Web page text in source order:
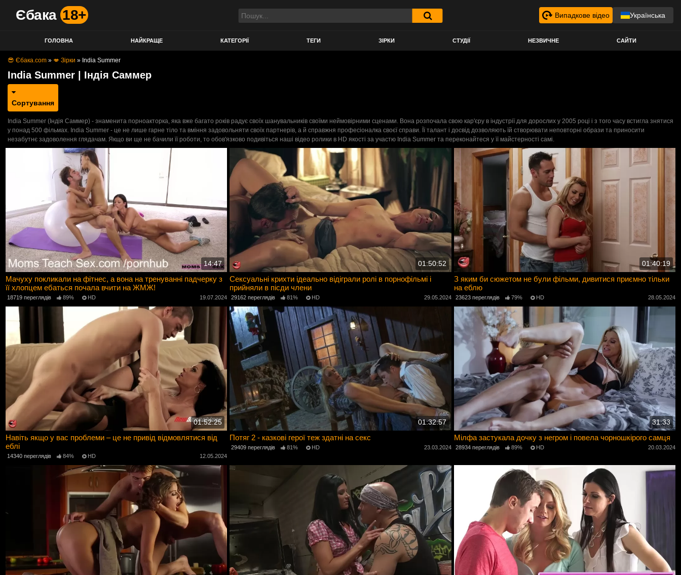
Єбака 18+ Випадкове відео Українська
ГОЛОВНА НАЙКРАЩЕ КАТЕГОРІЇ ТЕГИ ЗІРКИ СТУДІЇ НЕЗВИЧНЕ САЙТИ
😎 Єбака.com » 💋 Зірки » India Summer
India Summer | Індія Саммер
Сортування
India Summer (Індія Саммер) - знаменита порноакторка, яка вже багато років радує своїх шанувальників своїми неймовірними сценами. Вона розпочала свою кар'єру в індустрії для дорослих у 2005 році і з того часу встигла знятися
у понад 500 фільмах. India Summer - це не лише гарне тіло та вміння задовольняти своїх партнерів, а й справжня професіоналка своєї справи. Її талант і досвід дозволяють їй створювати неповторні образи та приносити
незабутнє задоволення глядачам. Якщо ви ще не бачили її роботи, то обов'язково подивіться наші відео ролики в HD якості за участю India Summer та переконайтеся у її майстерності самі.
14:47
Мачуху покликали на фітнес, а вона на тренуванні падчерку з
її хлопцем ебаться почала вчити на ЖМЖ!
18719 переглядів 89% HD 19.07.2024
01:50:52
Сексуальні крихти ідеально відіграли ролі в порнофільмі і
прийняли в пісди члени
29162 переглядів 81% HD 29.05.2024
01:40:19
З яким би сюжетом не були фільми, дивитися приємно тільки
на еблю
23623 переглядів 79% HD 28.05.2024
01:52:25
Навіть якщо у вас проблеми – це не привід відмовлятися від
еблі
14340 переглядів 84% HD 12.05.2024
01:32:57
Потяг 2 - казкові герої теж здатні на секс
29409 переглядів 81% HD 23.03.2024
31:33
Мілфа застукала дочку з негром і повела чорношкірого самця
28934 переглядів 89% HD 20.03.2024